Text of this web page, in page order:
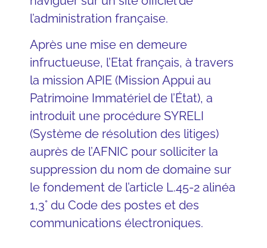
l’administration française.
Après une mise en demeure
infructueuse, l’Etat français, à travers
la mission APIE (Mission Appui au
Patrimoine Immatériel de l’État), a
introduit une procédure SYRELI
(Système de résolution des litiges)
auprès de l’AFNIC pour solliciter la
suppression du nom de domaine sur
le fondement de l’article L.45-2 alinéa
1,3° du Code des postes et des
communications électroniques.